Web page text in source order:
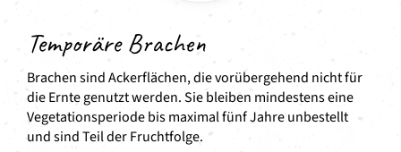
Temporäre Brachen
Brachen sind Ackerflächen, die vorübergehend nicht für
die Ernte genutzt werden. Sie bleiben mindestens eine
Vegetationsperiode bis maximal fünf Jahre unbestellt
und sind Teil der Fruchtfolge.